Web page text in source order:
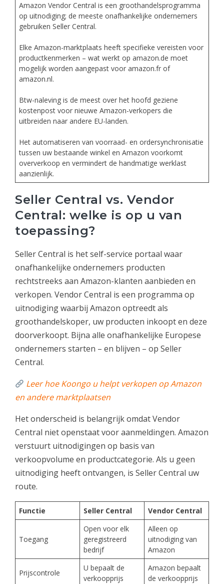
Amazon Vendor Central is een groothandelsprogramma
op uitnodiging; de meeste onafhankelijke ondernemers
gebruiken Seller Central.
Elke Amazon-marktplaats heeft specifieke vereisten voor
productkenmerken – wat werkt op amazon.de moet
mogelijk worden aangepast voor amazon.fr of
amazon.nl.
Btw-naleving is de meest over het hoofd geziene
kostenpost voor nieuwe Amazon-verkopers die
uitbreiden naar andere EU-landen.
Het automatiseren van voorraad- en ordersynchronisatie
tussen uw bestaande winkel en Amazon voorkomt
oververkoop en vermindert de handmatige werklast
aanzienlijk.
Seller Central vs. Vendor
Central: welke is op u van
toepassing?
Seller Central is het self-service portaal waar
onafhankelijke ondernemers producten
rechtstreeks aan Amazon-klanten aanbieden en
verkopen. Vendor Central is een programma op
uitnodiging waarbij Amazon optreedt als
groothandelskoper, uw producten inkoopt en deze
doorverkoopt. Bijna alle onafhankelijke Europese
ondernemers starten – en blijven – op Seller
Central.
Leer hoe Koongo u helpt verkopen op Amazon
en andere marktplaatsen
Het onderscheid is belangrijk omdat Vendor
Central niet openstaat voor aanmeldingen. Amazon
verstuurt uitnodigingen op basis van
verkoopvolume en productcategorie. Als u geen
uitnodiging heeft ontvangen, is Seller Central uw
route.
Functie Seller Central Vendor Central
Toegang
Open voor elk
geregistreerd
bedrijf
Alleen op
uitnodiging van
Amazon
Prijscontrole
U bepaalt de
verkoopprijs
Amazon bepaalt
de verkoopprijs